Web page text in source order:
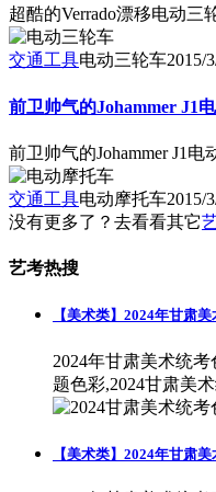
超酷的Verrado漂移电动三
交通工具电动三轮车2015/
前卫帅气的Johammer J1
前卫帅气的Johammer J1电
交通工具电动摩托车2015/
没有更多了？去看看其它
艺考热搜
【美术类】2024年甘肃
2024年甘肃美术统
题色彩,2024甘肃美
【美术类】2024年甘肃